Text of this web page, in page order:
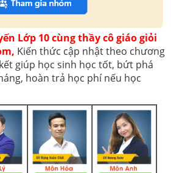
Lớp 10 cùng thầy cô giáo giỏi
Kiến thức cập nhật theo chương
giúp học sinh học tốt, bứt phá
hoàn trả học phí nếu học